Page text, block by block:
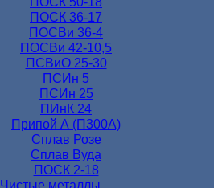
ПОСК 36-17
ПОСВи 36-4
ПОСВи 42-10,5
ПСВиО 25-30
ПСИн 5
ПСИн 25
ПИнК 24
Припой А (П300А)
Сплав Розе
Сплав Вуда
ПОСК 2-18
Чистые металлы